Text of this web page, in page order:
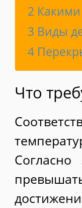
2
3 Виды
4
Что